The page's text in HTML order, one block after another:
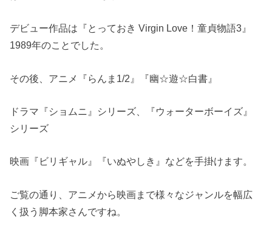
デビュー作品は『とっておき Virgin Love！童貞物語3』
1989年のことでした。
その後、アニメ『らんま1/2』『幽☆遊☆白書』
ドラマ『ショムニ』シリーズ、『ウォーターボーイズ』
シリーズ
映画『ビリギャル』『いぬやしき』などを手掛けます。
ご覧の通り、アニメから映画まで様々なジャンルを幅広
く扱う脚本家さんですね。